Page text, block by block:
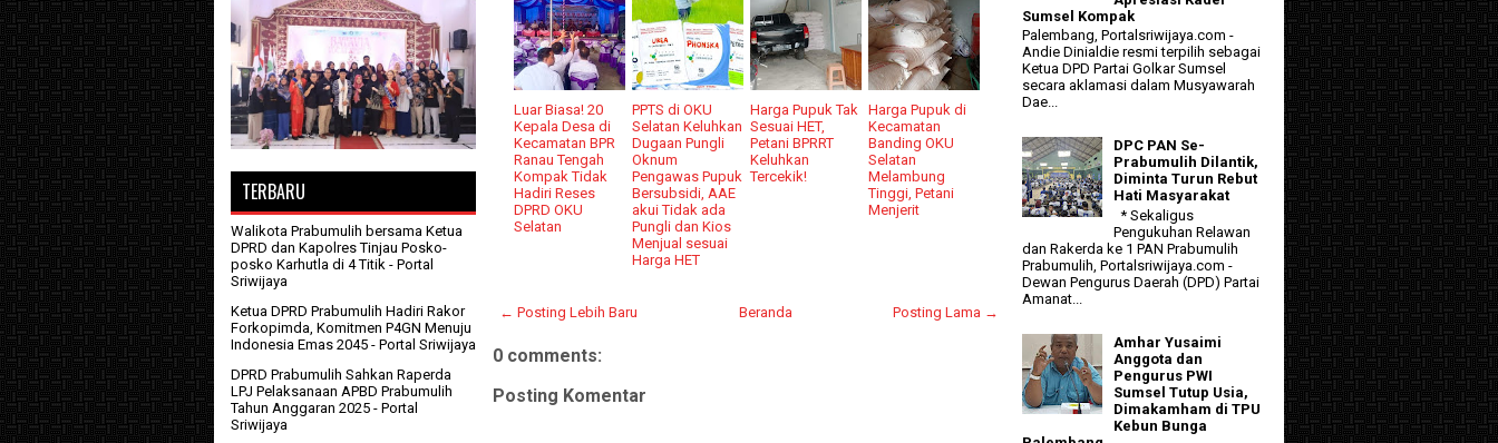
Luar Biasa! 20
Kepala Desa di
Kecamatan BPR
Ranau Tengah
Kompak Tidak
Hadiri Reses
DPRD OKU
Selatan
PPTS di OKU
Selatan Keluhkan
Dugaan Pungli
Oknum
Pengawas Pupuk
Bersubsidi, AAE
akui Tidak ada
Pungli dan Kios
Menjual sesuai
Harga HET
Harga Pupuk Tak
Sesuai HET,
Petani BPRRT
Keluhkan
Tercekik!
Harga Pupuk di
Kecamatan
Banding OKU
Selatan
Melambung
Tinggi, Petani
Menjerit
← Posting Lebih Baru Posting Lama →
Beranda
0 comments:
Posting Komentar
TERBARU
Walikota Prabumulih bersama Ketua
DPRD dan Kapolres Tinjau Posko-
posko Karhutla di 4 Titik - Portal
Sriwijaya
Ketua DPRD Prabumulih Hadiri Rakor
Forkopimda, Komitmen P4GN Menuju
Indonesia Emas 2045 - Portal Sriwijaya
DPRD Prabumulih Sahkan Raperda
LPJ Pelaksanaan APBD Prabumulih
Tahun Anggaran 2025 - Portal
Sriwijaya
Sumsel Kompak
Palembang, Portalsriwijaya.com -
Andie Dinialdie resmi terpilih sebagai
Ketua DPD Partai Golkar Sumsel
secara aklamasi dalam Musyawarah
Dae...
DPC PAN Se-
Prabumulih Dilantik,
Diminta Turun Rebut
Hati Masyarakat
* Sekaligus
Pengukuhan Relawan
dan Rakerda ke 1 PAN Prabumulih
Prabumulih, Portalsriwijaya.com -
Dewan Pengurus Daerah (DPD) Partai
Amanat...
Amhar Yusaimi
Anggota dan
Pengurus PWI
Sumsel Tutup Usia,
Dimakamham di TPU
Kebun Bunga